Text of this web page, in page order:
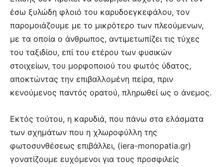
έσω ξυλώδη φλοιό του καρυδοεγκεφάλου, τον
παρομοιάζουμε με το μικρότερο των πλεούμενων,
με τα οποία ο άνθρωπος, αντιμετωπίζει τις τύχες
του ταξιδίου, επί του ετέρου των φυσικών
στοιχείων, του μορφοποιού του φωτός ύδατος,
αποκτώντας την επιβαλλομένη πείρα, πριν
κενούμενος παντός ορατού, πληρωθεί ως ο άνεμος.
Eκτός τούτου, η καρυδιά, που πάνω στα ελάσματα
των σχημάτων που η χλωροφύλλη της
φωτοσυνθέσεως επιβάλλει, (iera-monopatia.gr)
γονατίζουμε ευχόμενοι για τους προσφιλείς